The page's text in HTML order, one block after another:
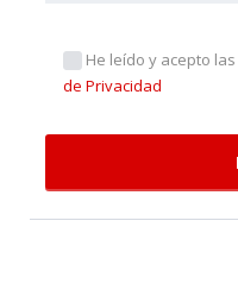
He leído y acepto las
de Privacidad